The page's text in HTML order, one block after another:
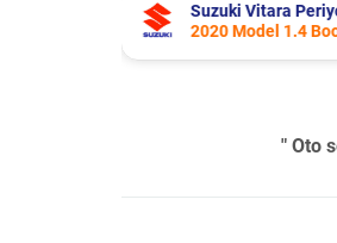
Toyota Corolla
2022 Model
" Oto